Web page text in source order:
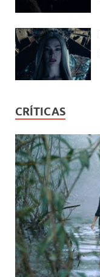
CRÍTICAS